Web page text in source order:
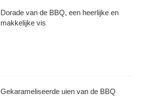
Dorade van de BBQ, een heerlijke en
makkelijke vis
Gekarameliseerde uien van de BBQ